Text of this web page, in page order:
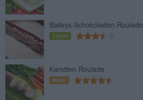
Baileys-Schokoladen-Roulade
Leicht
Karotten-Roulade
Mittel